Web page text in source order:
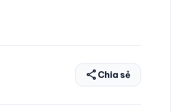
share Chia sẻ